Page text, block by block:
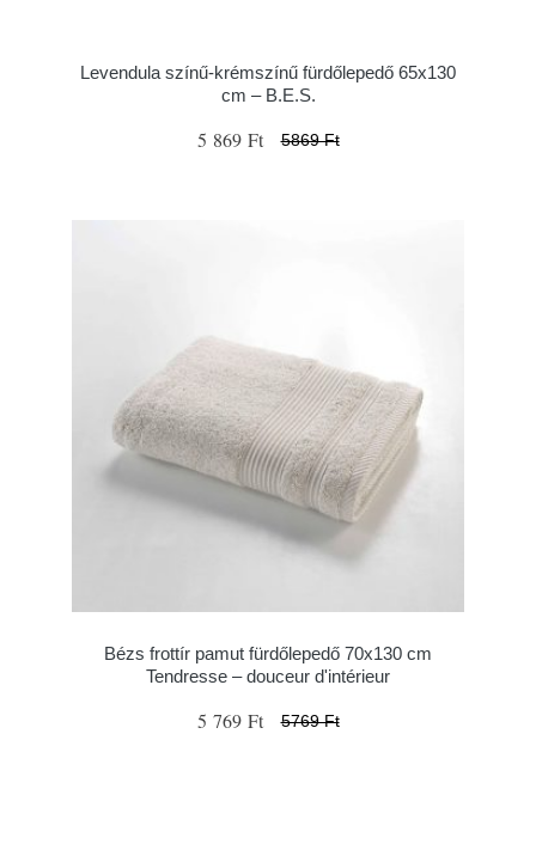
Levendula színű-krémszínű fürdőlepedő 65x130
cm – B.E.S.
5 869 Ft 5869 Ft
Bézs frottír pamut fürdőlepedő 70x130 cm
Tendresse – douceur d'intérieur
5 769 Ft 5769 Ft